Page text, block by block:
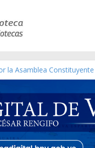
la Asamblea
CXXXIII Mes V, Caracas